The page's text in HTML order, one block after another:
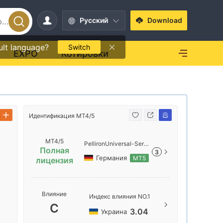
Pусский
language? Switch
Download
EXPO Котировки
Идентификация MT4/5
MT4/5
Полная
лицензия
PellironUniversal-Serv
Германия MT5
3
Влияние
C
Индекс влияния NO.1
Украина 3.04